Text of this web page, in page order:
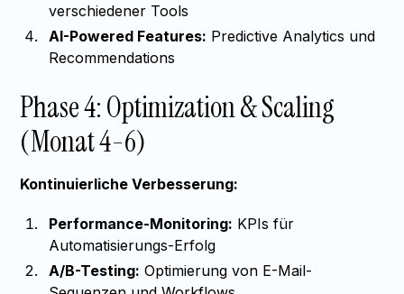
verschiedener Tools
AI-Powered Features: Predictive Analytics und
Recommendations
Phase 4: Optimization & Scaling
(Monat 4-6)
Kontinuierliche Verbesserung:
Performance-Monitoring: KPIs für
Automatisierungs-Erfolg
A/B-Testing: Optimierung von E-Mail-